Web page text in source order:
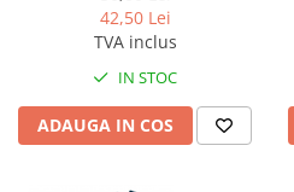
42,50 Lei
TVA inclus
IN STOC
ADAUGA IN COS